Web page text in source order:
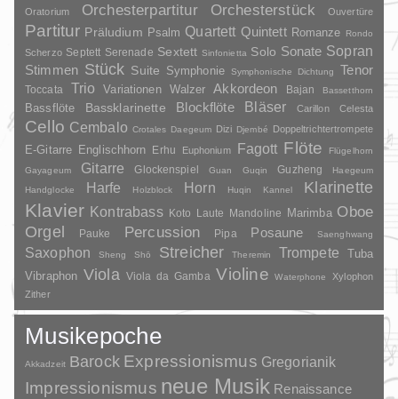
Oratorium Orchesterpartitur Orchesterstück Ouvertüre
Partitur Präludium Psalm Quartett Quintett Romanze Rondo
Scherzo Septett Serenade Sextett Sinfonietta Solo Sonate Sopran
Stimmen Stück Suite Symphonie Symphonische Dichtung Tenor
Toccata Trio Variationen Walzer Akkordeon Bajan Bassetthorn
Bassflöte Bassklarinette Blockflöte Bläser Carillon Celesta
Cello Cembalo Crotales Daegeum Dizi Djembé Doppeltrichtertrompete
E-Gitarre Englischhorn Erhu Euphonium Fagott Flöte
Flügelhorn
Gayageum
Gitarre Glockenspiel Guan Guqin Guzheng
Haegeum
Handglocke
Harfe Holzblock Horn Huqin Kannel Klarinette
Klavier Kontrabass Koto Laute Mandoline Marimba Oboe
Orgel Pauke Percussion Pipa Posaune Saenghwang
Saxophon Sheng Shō Streicher Theremin Trompete
Tuba
Vibraphon Viola Viola da Gamba Violine Waterphone
Xylophon
Zither
Musikepoche
Akkadzeit Barock Expressionismus Gregorianik
Impressionismus neue Musik Renaissance